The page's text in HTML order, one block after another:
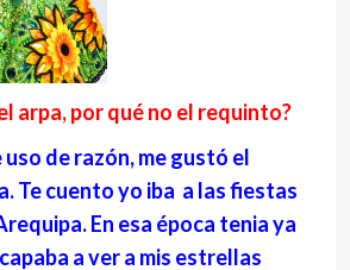
arpa, por qué no el requinto?
de razón, me gustó el
Te cuento yo iba a las fiestas
En esa época tenia ya
a ver a mis estrellas